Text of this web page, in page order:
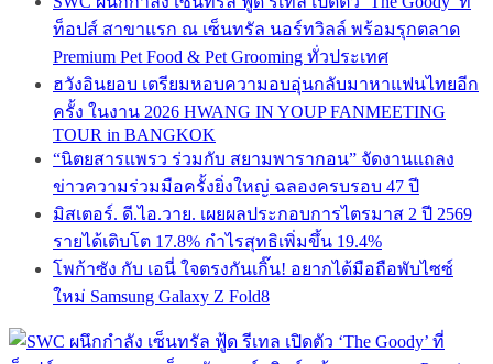
ท็อปส์ สาขาแรก ณ เซ็นทรัล นอร์ทวิลล์ พร้อมรุกตลาด
Premium Pet Food & Pet Grooming ทั่วประเทศ
ฮวังอินยอบ เตรียมหอบความอบอุ่นกลับมาหาแฟนไทยอีก
ครั้ง ในงาน 2026 HWANG IN YOUP FANMEETING
TOUR in BANGKOK
“นิตยสารแพรว ร่วมกับ สยามพารากอน” จัดงานแถลง
ข่าวความร่วมมือครั้งยิ่งใหญ่ ฉลองครบรอบ 47 ปี
มิสเตอร์. ดี.ไอ.วาย. เผยผลประกอบการไตรมาส 2 ปี 2569
รายได้เติบโต 17.8% กำไรสุทธิเพิ่มขึ้น 19.4%
โพก้าซัง กับ เอนี่ ใจตรงกันเกิ๊น! อยากได้มือถือพับไซซ์
ใหม่ Samsung Galaxy Z Fold8